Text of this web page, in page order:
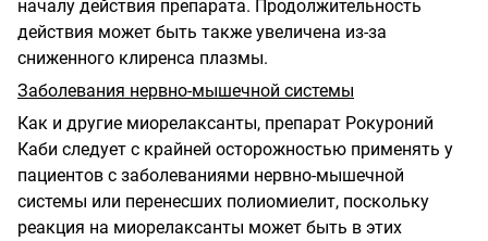
началу действия препарата. Продолжительность
действия может быть также увеличена из-за
сниженного клиренса плазмы.
Заболевания нервно-мышечной системы
Как и другие миорелаксанты, препарат Рокуроний
Каби следует с крайней осторожностью применять у
пациентов с заболеваниями нервно-мышечной
системы или перенесших полиомиелит, поскольку
реакция на миорелаксанты может быть в этих